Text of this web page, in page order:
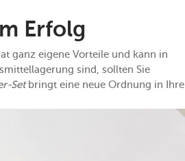
Erfolg
ganz eigene Vorteile und kann in
sind, sollten Sie
Setbringt eine neue Ordnung in Ihre